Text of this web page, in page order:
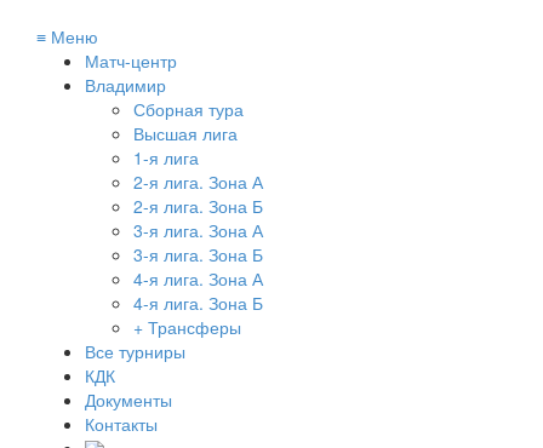
≡ Меню
Матч-центр
Владимир
Сборная тура
Высшая лига
1-я лига
2-я лига. Зона А
2-я лига. Зона Б
3-я лига. Зона А
3-я лига. Зона Б
4-я лига. Зона А
4-я лига. Зона Б
+ Трансферы
Все турниры
КДК
Документы
Контакты